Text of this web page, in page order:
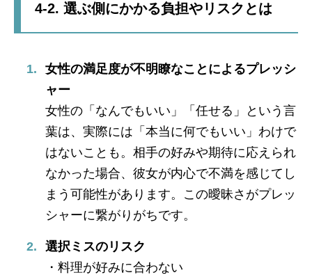
4-2. 選ぶ側にかかる負担やリスクとは
女性の満足度が不明瞭なことによるプレッシ
ャー
女性の「なんでもいい」「任せる」という言
葉は、実際には「本当に何でもいい」わけで
はないことも。相手の好みや期待に応えられ
なかった場合、彼女が内心で不満を感じてし
まう可能性があります。この曖昧さがプレッ
シャーに繋がりがちです。
選択ミスのリスク
・料理が好みに合わない